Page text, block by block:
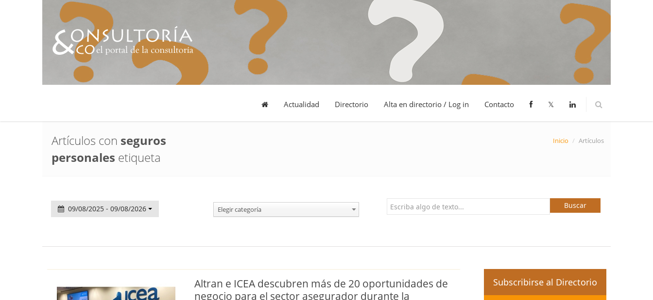
Actualidad Directorio Alta en directorio / Log in Contacto 𝕏
Artículos con seguros
personales etiqueta
Inicio / Artículos
09/08/2025 - 09/08/2026 Elegir categoría Buscar
Altran e ICEA descubren más de 20 oportunidades de
negocio para el sector asegurador durante la
Subscribirse al Directorio